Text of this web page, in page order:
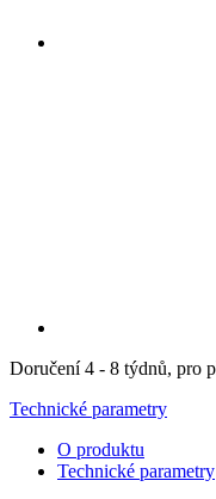
Doručení 4 - 8 týdnů, pro
Technické parametry
O produktu
Technické parametry